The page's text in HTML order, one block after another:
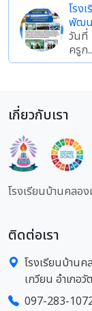
โรง
พัฒน
วันที่
ครูก
เกี่ยวกับเรา
โรงเรียนบ้านคลอ
ติดต่อเรา
โรงเรียนบ้าน
เกวียน อำเภอ
097-283-